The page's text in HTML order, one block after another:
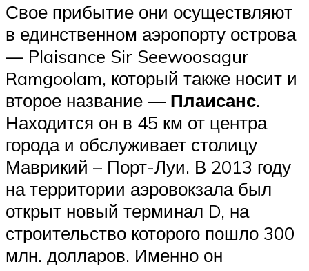
Свое прибытие они осуществляют
в единственном аэропорту острова
— Plaisance Sir Seewoosagur
Ramgoolam, который также носит и
второе название — Плаисанс.
Находится он в 45 км от центра
города и обслуживает столицу
Маврикий – Порт-Луи. В 2013 году
на территории аэровокзала был
открыт новый терминал D, на
строительство которого пошло 300
млн. долларов. Именно он